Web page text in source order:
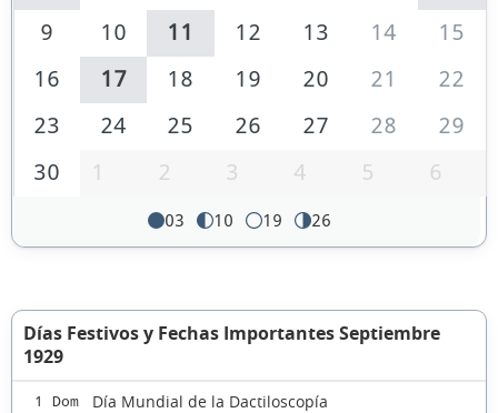
9
10 11 12 13 14
15
16
17 18 19 20 21
22
23
24 25 26 27 28
29
30
1 2 3 4 5 6
03 10 19 26
Días Festivos y Fechas Importantes Septiembre
1929
1 Dom Día Mundial de la Dactiloscopía